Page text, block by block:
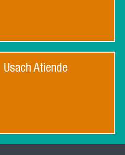
Usach Atiende